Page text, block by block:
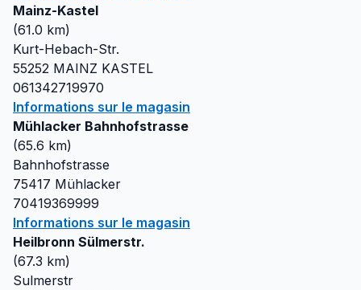
Mainz-Kastel
(61.0 km)
Kurt-Hebach-Str.
55252 MAINZ KASTEL
061342719970
Informations sur le magasin
Mühlacker Bahnhofstrasse
(65.6 km)
Bahnhofstrasse
75417 Mühlacker
70419369999
Informations sur le magasin
Heilbronn Sülmerstr.
(67.3 km)
Sulmerstr